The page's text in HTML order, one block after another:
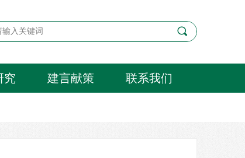
끠
究 建言献策 联系我们